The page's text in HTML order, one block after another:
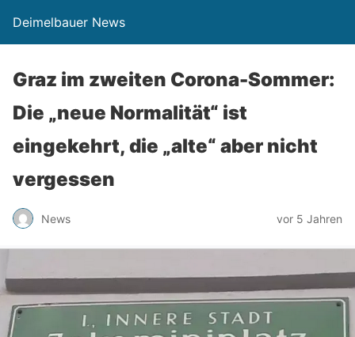
Deimelbauer News
Graz im zweiten Corona-Sommer:
Die „neue Normalität“ ist
eingekehrt, die „alte“ aber nicht
vergessen
News vor 5 Jahren